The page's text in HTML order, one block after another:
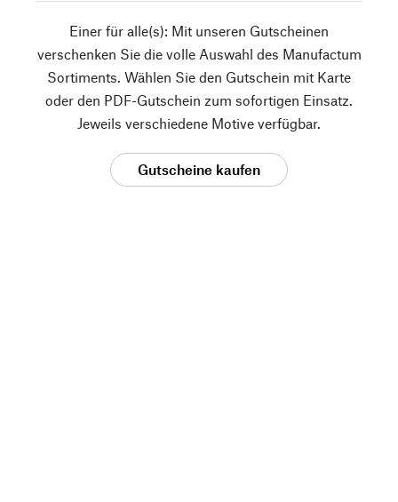
Einer für alle(s): Mit unseren Gutscheinen
verschenken Sie die volle Auswahl des Manufactum
Sortiments. Wählen Sie den Gutschein mit Karte
oder den PDF-Gutschein zum sofortigen Einsatz.
Jeweils verschiedene Motive verfügbar.
Gutscheine kaufen